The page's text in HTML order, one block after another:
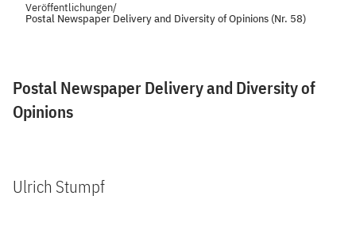
Veröffentlichungen/
Postal Newspaper Delivery and Diversity of Opinions (Nr. 58)
Postal Newspaper Delivery and Diversity of
Opinions
Ulrich Stumpf